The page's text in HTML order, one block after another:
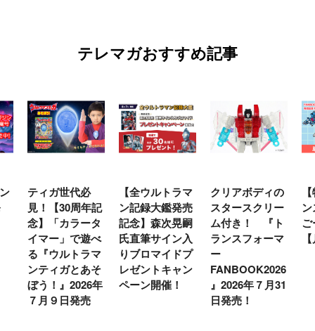
テレマガおすすめ記事
ティガ世代必
見！【30周年記
念】「カラータ
イマー」で遊べ
る『ウルトラマ
ンティガとあそ
ぼう！』2026年
７月９日発売
【全ウルトラマ
ン記録大鑑発売
記念】森次晃嗣
氏直筆サイン入
りブロマイドプ
レゼントキャン
ペーン開催！
クリアボディの
スタースクリー
ム付き！ 『ト
ランスフォーマ
ー
FANBOOK2026
』2026年７月31
日発売！